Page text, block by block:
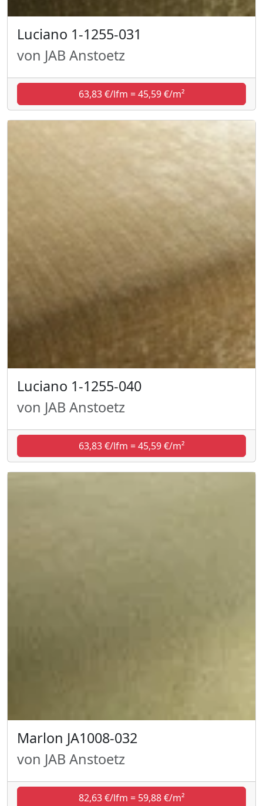
Luciano 1-1255-031
von JAB Anstoetz
63,83 €/lfm = 45,59 €/m²
Luciano 1-1255-040
von JAB Anstoetz
63,83 €/lfm = 45,59 €/m²
Marlon JA1008-032
von JAB Anstoetz
82,63 €/lfm = 59,88 €/m²